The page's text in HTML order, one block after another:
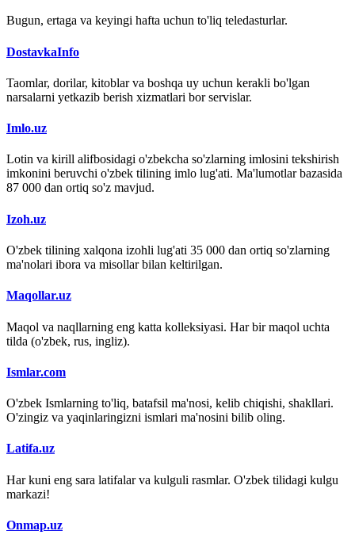
Bugun, ertaga va keyingi hafta uchun to'liq teledasturlar.
DostavkaInfo
Taomlar, dorilar, kitoblar va boshqa uy uchun kerakli bo'lgan
narsalarni yetkazib berish xizmatlari bor servislar.
Imlo.uz
Lotin va kirill alifbosidagi o'zbekcha so'zlarning imlosini tekshirish
imkonini beruvchi o'zbek tilining imlo lug'ati. Ma'lumotlar bazasida
87 000 dan ortiq so'z mavjud.
Izoh.uz
O'zbek tilining xalqona izohli lug'ati 35 000 dan ortiq so'zlarning
ma'nolari ibora va misollar bilan keltirilgan.
Maqollar.uz
Maqol va naqllarning eng katta kolleksiyasi. Har bir maqol uchta
tilda (o'zbek, rus, ingliz).
Ismlar.com
O'zbek Ismlarning to'liq, batafsil ma'nosi, kelib chiqishi, shakllari.
O'zingiz va yaqinlaringizni ismlari ma'nosini bilib oling.
Latifa.uz
Har kuni eng sara latifalar va kulguli rasmlar. O'zbek tilidagi kulgu
markazi!
Onmap.uz